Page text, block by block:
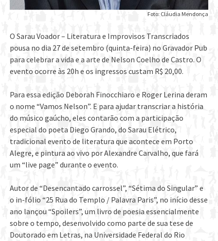
Foto: Cláudia Mendonça
O Sarau Voador – Literatura e Improvisos Transcriados
pousa no dia 27 de setembro (quinta-feira) no Gravador Pub
para celebrar a vida e a arte de Nelson Coelho de Castro. O
evento ocorre às 20h e os ingressos custam R$ 20,00.
Para essa edição Deborah Finocchiaro e Roger Lerina deram
o nome “Vamos Nelson”. E para ajudar transcriar a história
do músico gaúcho, eles contarão com a participação
especial do poeta Diego Grando, do Sarau Elétrico,
tradicional evento de literatura que acontece em Porto
Alegre, e pintura ao vivo por Alexandre Carvalho, que fará
um “live page” durante o evento.
Autor de “Desencantado carrossel”, “Sétima do Singular” e
o in-fólio “25 Rua do Templo / Palavra Paris”, no início desse
ano lançou “Spoilers”, um livro de poesia essencialmente
sobre o tempo, desenvolvido como parte de sua tese de
Doutorado em Letras, na Universidade Federal do Rio